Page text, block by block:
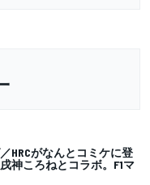
HRCがなんとコミケに登
神ころねとコラボ。F1マ